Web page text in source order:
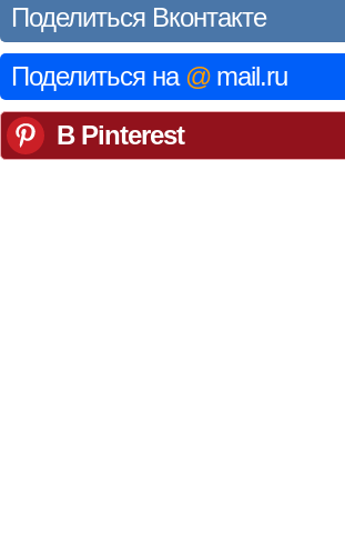
Поделиться Вконтакте
Поделиться на @ mail.ru
В Pinterest